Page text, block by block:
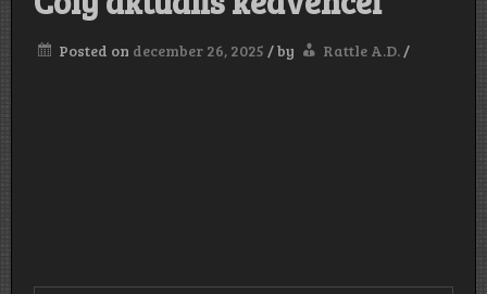
Posted on december 26, 2025 /by Rattle A.D./